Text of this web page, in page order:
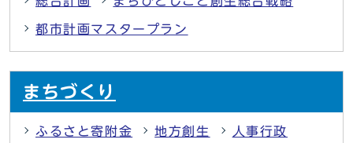
都市計画マスタープラン
まちづくり
ふるさと寄附金 地方創生 人事行政